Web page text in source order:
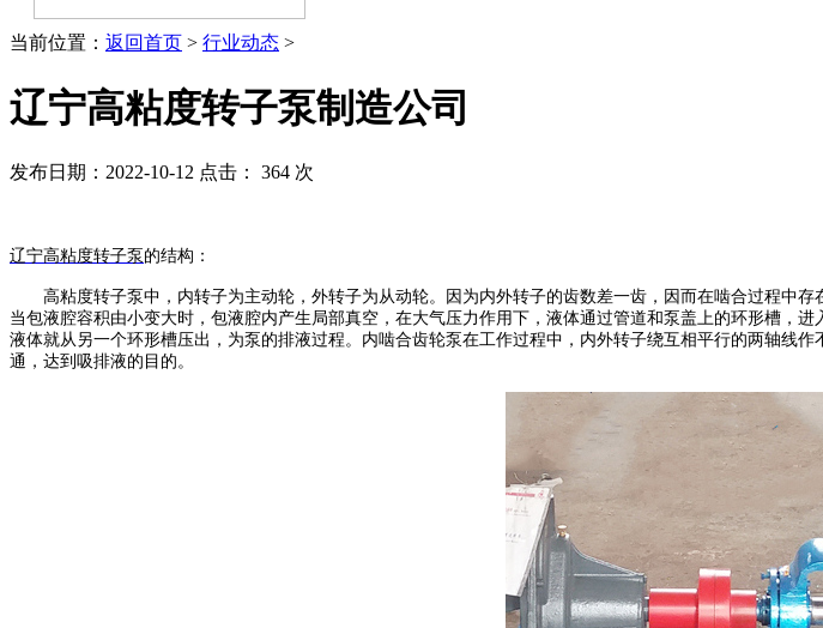
当前位置： 返回首页 > 行业动态 >
辽宁高粘度转子泵制造公司
发布日期：2022-10-12 点击： 364 次
辽宁高粘度转子泵 的结构：
高粘度转子泵中，内转子为主动轮，外转子为从动轮。因为内外转子的齿数差一齿，因而在啮合过程中
当包液腔容积由小变大时，包液腔内产生局部真空，在大气压力作用下，液体通过管道和泵盖上的环形槽，
液体就从另一个环形槽压出，为泵的排液过程。内啮合齿轮泵在工作过程中，内外转子绕互相平行的两轴线
通，达到吸排液的目的。